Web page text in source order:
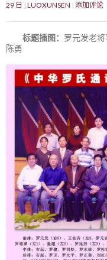
29 日
LUOXUNSEN 添加评论
标题插图： 罗元发老
陈勇